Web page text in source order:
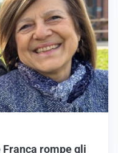
rompe gli